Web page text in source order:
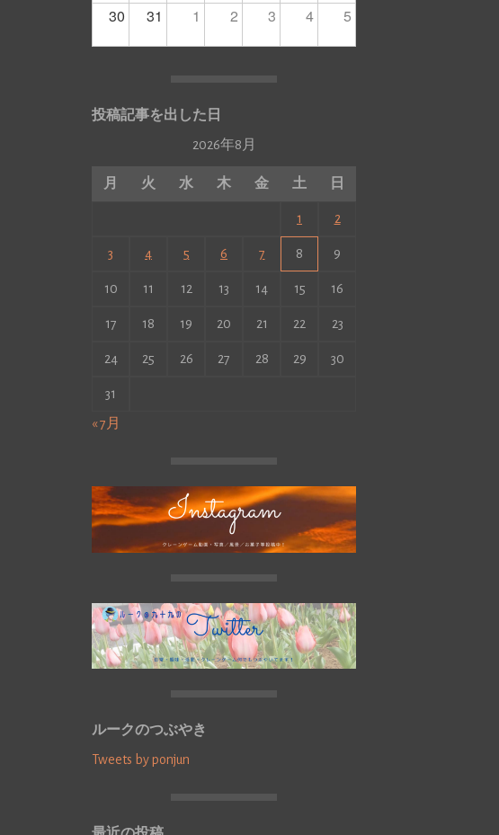
30 31 1 2 3 4 5
投稿記事を出した日
2026年8月
月 火 水 木 金 土 日
1 2
3 4 5 6 7 8 9
10 11 12 13 14 15 16
17 18 19 20 21 22 23
24 25 26 27 28 29 30
31
« 7月
ルークのつぶやき
Tweets by ponjun